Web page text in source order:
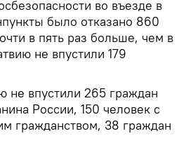
во въезде в
было отказано 860
в пять раз больше, чем в
не впустили 179
не впустили 265 граждан
России, 150 человек с
гражданством, 38 граждан